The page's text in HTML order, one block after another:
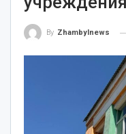
By Zhambylnews